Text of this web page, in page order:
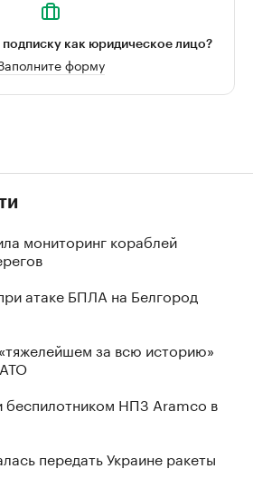
как юридическое лицо?
форму
мониторинг кораблей
атаке БПЛА на Белгород
за всю историю»
беспилотником НПЗ Aramco в
передать Украине ракеты